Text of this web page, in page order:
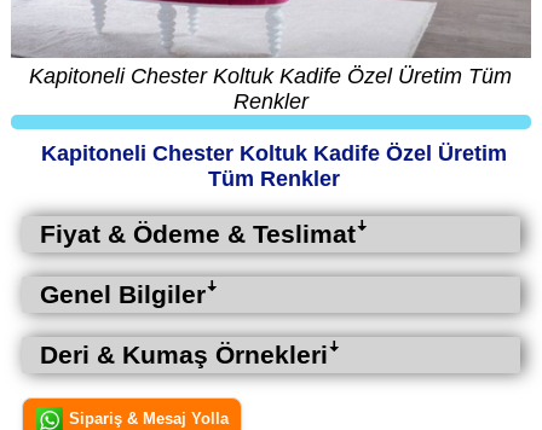
Kapitoneli Chester Koltuk Kadife Özel Üretim Tüm
Renkler
Kapitoneli Chester Koltuk Kadife Özel Üretim
Tüm Renkler
Fiyat & Ödeme & Teslimatꜜ
Genel Bilgilerꜜ
Deri & Kumaş Örnekleriꜜ
Sipariş & Mesaj Yolla